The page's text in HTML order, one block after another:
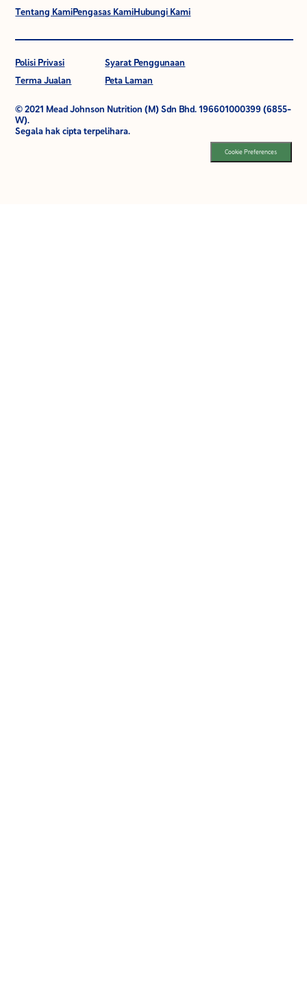
Tentang KamiPengasas KamiHubungi Kami
Polisi Privasi
Syarat Penggunaan
Terma Jualan
Peta Laman
© 2021 Mead Johnson Nutrition (M) Sdn Bhd. 196601000399 (6855-
W).
Segala hak cipta terpelihara.
Cookie Preferences